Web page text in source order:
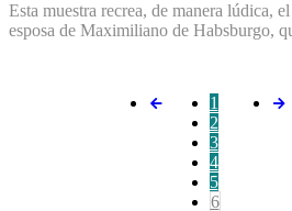
Esta muestra recrea, de manera lúdica,
esposa de Maximiliano de Habsburgo,
1
2
3
4
5
6